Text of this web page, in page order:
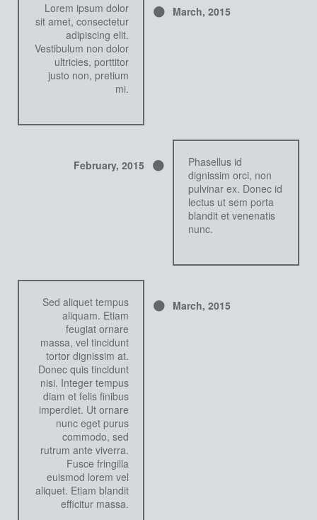
March, 2015
Lorem ipsum dolor
sit amet, consectetur
adipiscing elit.
Vestibulum non dolor
ultricies, porttitor
justo non, pretium
mi.
February, 2015
Phasellus id
dignissim orci, non
pulvinar ex. Donec id
lectus ut sem porta
blandit et venenatis
nunc.
March, 2015
Sed aliquet tempus
aliquam. Etiam
feugiat ornare
massa, vel tincidunt
tortor dignissim at.
Donec quis tincidunt
nisi. Integer tempus
diam et felis finibus
imperdiet. Ut ornare
nunc eget purus
commodo, sed
rutrum ante viverra.
Fusce fringilla
euismod lorem vel
aliquet. Etiam blandit
efficitur massa.